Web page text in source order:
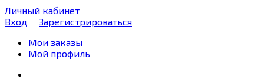
Личный кабинет
Вход
Зарегистрироваться
Мои заказы
Мой профиль